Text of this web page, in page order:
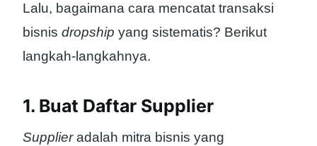
Lalu, bagaimana cara mencatat transaksi
bisnis dropship yang sistematis? Berikut
langkah-langkahnya.
1. Buat Daftar Supplier
Supplieradalah mitra bisnis yang